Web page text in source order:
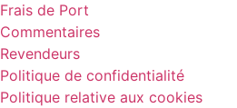
Frais de Port
Commentaires
Revendeurs
Politique de confidentialité
Politique relative aux cookies